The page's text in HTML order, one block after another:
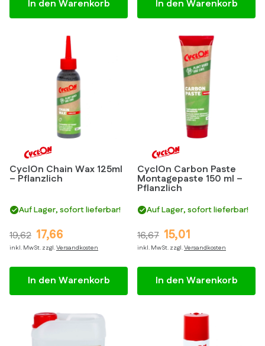
In den Warenkorb In den Warenkorb
CyclOn Chain Wax 125ml
– Pflanzlich
Auf Lager, sofort lieferbar!
17,66
19,62
inkl. MwSt. zzgl.Versandkosten
In den Warenkorb
CyclOn Carbon Paste
Montagepaste 150 ml –
Pflanzlich
Auf Lager, sofort lieferbar!
15,01
16,67
inkl. MwSt. zzgl.Versandkosten
In den Warenkorb